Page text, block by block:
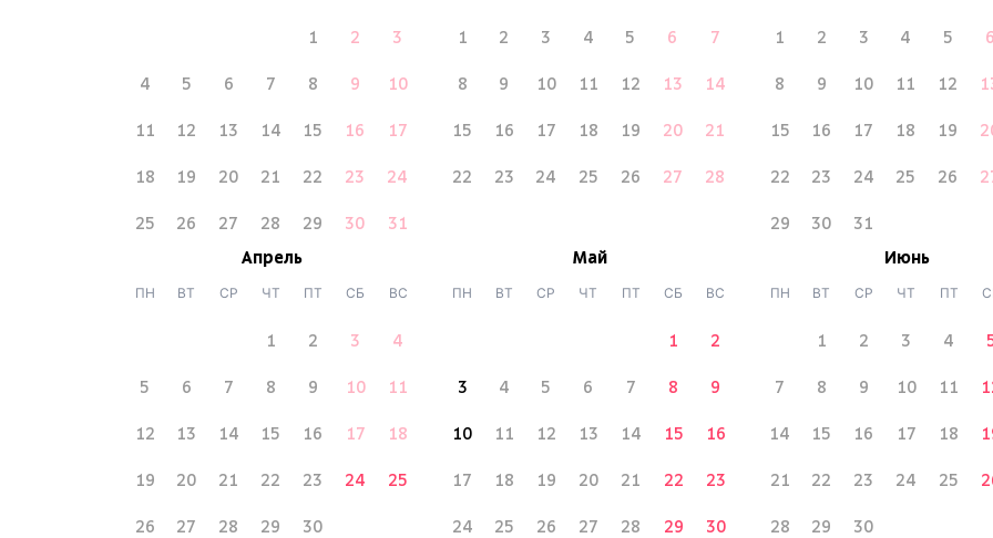
1 2 3
4 5 6 7 8 9 10
11 12 13 14 15 16 17
18 19 20 21 22 23 24
25 26 27 28 29 30 31
1 2 3 4 5 6 7
8 9 10 11 12 13 14
15 16 17 18 19 20 21
22 23 24 25 26 27 28
1 2 3 4 5 6
8 9 10 11 12
15 16 17 18 19
22 23 24 25 26
29 30
31
Апрель
ПН ВТ СР ЧТ ПТ СБ ВС
1 2 3 4
5 6 7 8 9 10 11
12 13 14 15 16 17 18
19 20 21 22 23 24 25
26 27 28 29 30
Май
ПН ВТ СР ЧТ ПТ СБ ВС
1 2
3 4 5 6 7 8 9
10 11 12 13 14 15 16
17 18 19 20 21 22 23
24 25 26 27 28 29 30
Июнь
ПН ВТ СР ЧТ ПТ
1 2 3 4
7 8 9 10 11
14 15 16 17 18
21 22 23 24 25
28 29 30